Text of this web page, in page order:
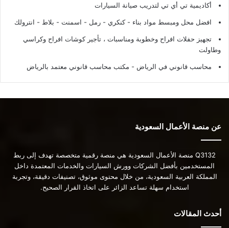
أكاديمية تي أي تي لتدريب صيانة السيارات
افضل محل ومبسط مواد بناء - كنكري - رمل - اسمنت - بلاط - انترولك
تجهيز حفلات افراح وخطوبة ومناسبات ، تأجير كوشات افراح وكراسي
وطاولت
محاسب قانوني في الرياض - مكتب محاسب قانوني معتمد بالرياض
عن منصة الأعمال السعودية
Q3132 منصة الأعمال السعودية هي منصة رقمية متخصصة تهدف إلى ربط
المستخدمين بأفضل الشركات وورش السيارات والخدمات المعتمدة داخل
المملكة العربية السعودية، من خلال محتوى موثوق، تصنيفات دقيقة، وتجربة
استخدام سهلة تساعد الزائر على اتخاذ القرار الصحيح.
أحدث المقالات